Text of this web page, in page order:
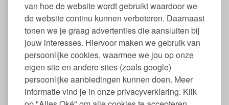
van hoe de website wordt gebruikt waardoor we
de website continu kunnen verbeteren. Daarnaast
tonen we je graag advertenties die aansluiten bij
jouw interesses. Hiervoor maken we gebruik van
persoonlijke cookies, waarmee we jou op onze
eigen site en andere sites (zoals google)
persoonlijke aanbiedingen kunnen doen. Meer
informatie vind je in onze privacyverklaring. Klik
Geschikt voor kinderen vanaf 3 jaar (i.v.m. kleine
onderdelen)
Gemaakt in Italië
Afmeting potlood: 9 x 1 cm.
Gewicht: 6 x 2,1 gr.
Na openen tot 12 maanden houdbaar
COSMOS gecertificeerd
Verkrijgbaar in diverse sets met verschillende kleuren